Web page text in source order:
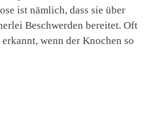
ist nämlich, dass sie über
Beschwerden bereitet. Oft
wenn der Knochen so